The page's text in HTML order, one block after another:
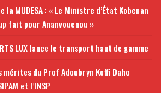
la MUDESA : « Le Ministre d’État Kobenan
fait pour Ananvouenou »
LUX lance le transport haut de gamme
du Prof Adoubryn Koffi Daho
et l’INSP